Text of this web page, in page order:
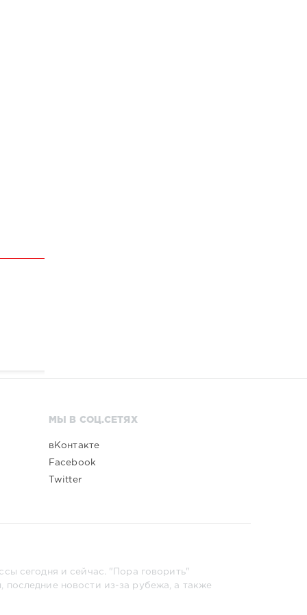
МЫ В СОЦ.СЕТЯХ
вКонтакте
Facebook
Twitter
сегодня и сейчас. "Пора говорить"
новости из-за рубежа, а также